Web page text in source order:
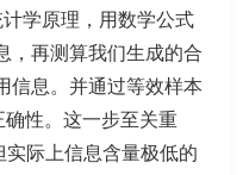
学原理，用数学公式
，再测算我们生成的合
信息。并通过等效样本
性。这一步至关重
际上信息含量极低的